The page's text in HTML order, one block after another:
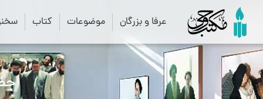
عرفا و بزرگان موضوعات کتاب